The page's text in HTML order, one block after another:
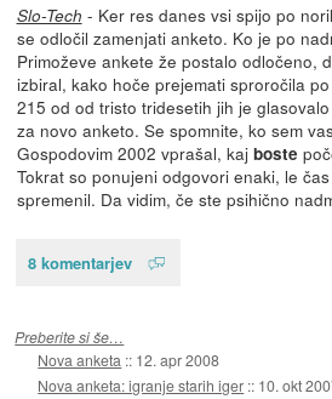
Slo-Tech - Ker res danes vsi spijo po
se odločil zamenjati anketo. Ko je po
Primoževe ankete že postalo odločeno,
izbiral, kako hoče prejemati sproročila
215 od od tristo tridesetih jih je
za novo anketo. Se spomnite, ko sem
Gospodovim 2002 vprašal, kaj boste
Tokrat so ponujeni odgovori enaki, le
spremenil. Da vidim, če ste psihično
8 komentarjev
Preberite si še…
Nova anketa :: 12. apr 2008
Nova anketa: igranje starih iger :: 10. okt